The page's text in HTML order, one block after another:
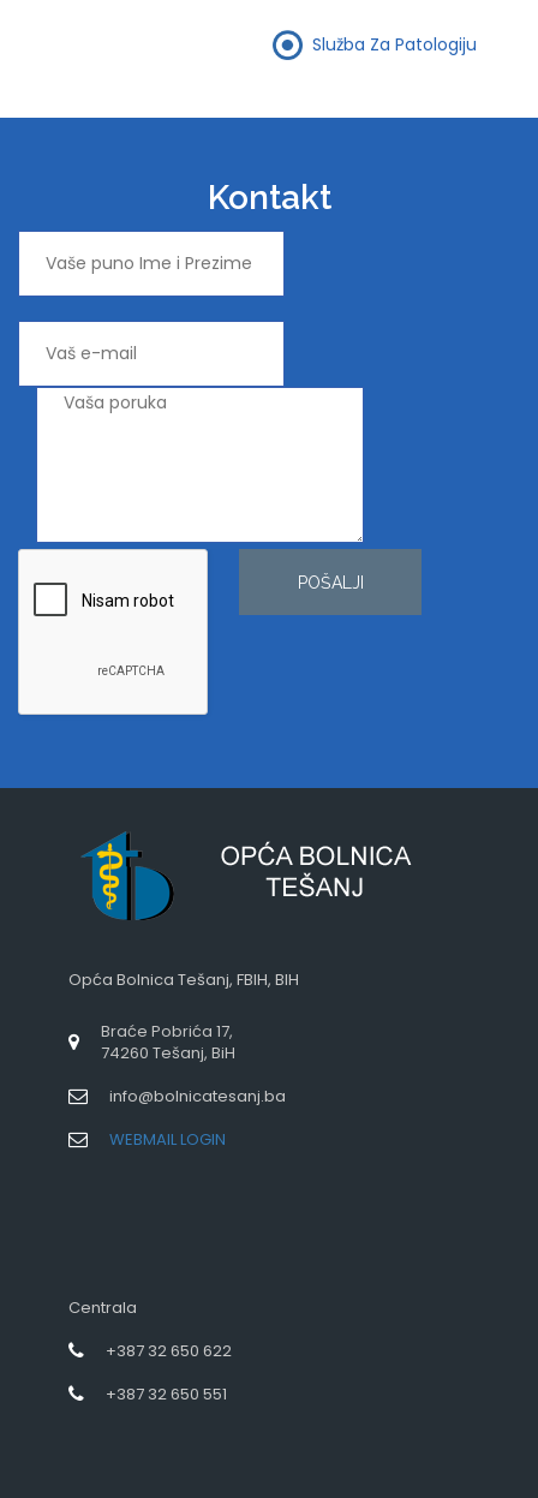
Služba Za Patologiju
Kontakt
POŠALJI
Opća Bolnica Tešanj, FBIH, BIH
Braće Pobrića 17,
74260 Tešanj, BiH
info@bolnicatesanj.ba
WEBMAIL LOGIN
Centrala
+387 32 650 622
+387 32 650 551